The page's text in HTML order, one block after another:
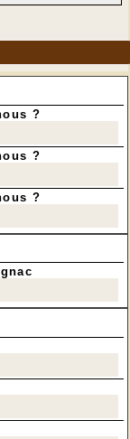
peuvent
une
même
dehors des
5
?
?
?